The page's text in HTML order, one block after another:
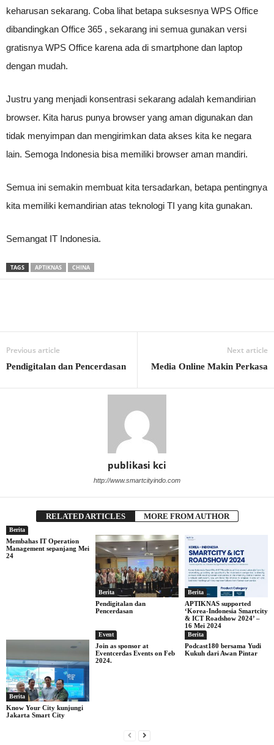
keharusan sekarang. Coba lihat betapa suksesnya WPS Office
dibandingkan Office 365 , sekarang ini semua gunakan versi
gratisnya WPS Office karena ada di smartphone dan laptop
dengan mudah.
Justru yang menjadi konsentrasi sekarang adalah kemandirian
browser. Kita harus punya browser yang aman digunakan dan
tidak menyimpan dan mengirimkan data akses kita ke negara
lain. Semoga Indonesia bisa memiliki browser aman mandiri.
Semua ini semakin membuat kita tersadarkan, betapa pentingnya
kita memiliki kemandirian atas teknologi TI yang kita gunakan.
Semangat IT Indonesia.
TAGS APTIKNAS CHINA
Previous article
Pendigitalan dan Pencerdasan
Next article
Media Online Makin Perkasa
publikasi kci
http://www.smartcityindo.com
RELATED ARTICLES MORE FROM AUTHOR
Berita
Membahas IT Operation
Management sepanjang Mei
24
Berita
Pendigitalan dan
Pencerdasan
Berita
APTIKNAS supported
‘Korea-Indonesia Smartcity
& ICT Roadshow 2024’ –
16 Mei 2024
Berita
Know Your City kunjungi
Jakarta Smart City
Event
Join as sponsor at
Eventcerdas Events on Feb
2024.
Berita
Podcast180 bersama Yudi
Kukuh dari Awan Pintar